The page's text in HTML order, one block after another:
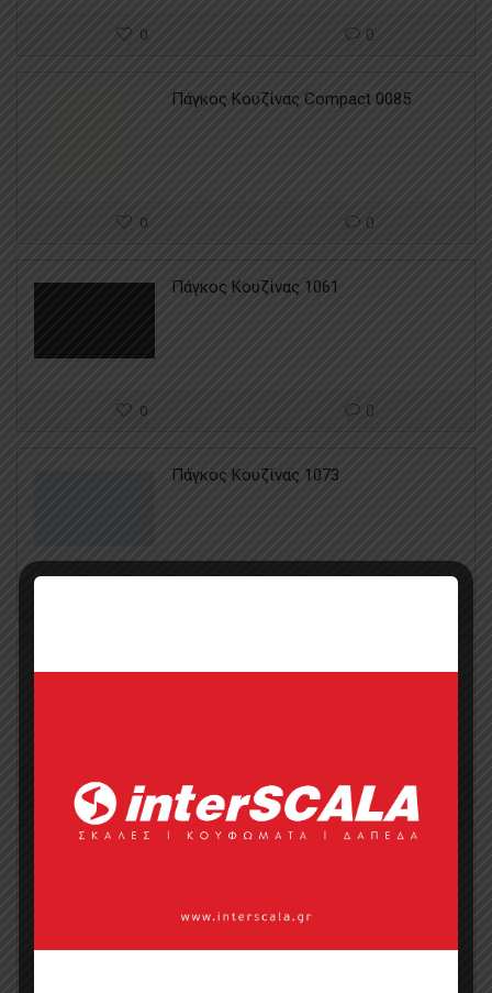
0 0
Πάγκος Κουζίνας Compact 0085
0 0
Πάγκος Κουζίνας 1061
0 0
Πάγκος Κουζίνας 1073
0 0